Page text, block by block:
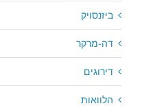
ביזנסויק
דה-מרקר
דירוגים
הלוואות